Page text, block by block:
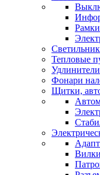
Рамки
Тепловые
Удлинители
Фонари
Щитки,